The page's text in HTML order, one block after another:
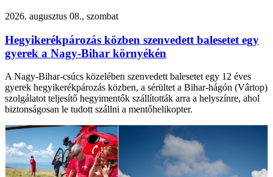
2026. augusztus 08., szombat
Hegyikerékpározás közben szenvedett balesetet egy
gyerek a Nagy-Bihar környékén
A Nagy-Bihar-csúcs közelében szenvedett balesetet egy 12 éves
gyerek hegyikerékpározás közben, a sérültet a Bihar-hágón (Vârtop)
szolgálatot teljesítő hegyimentők szállították arra a helyszínre, ahol
biztonságosan le tudott szállni a mentőhelikopter.